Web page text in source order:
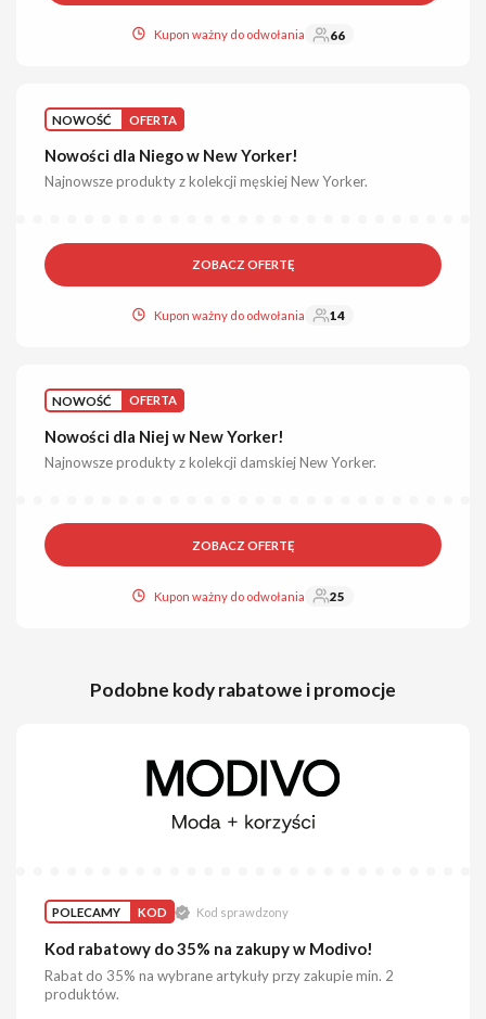
Kupon ważny do odwołania 66
NOWOŚĆ OFERTA
Nowości dla Niego w New Yorker!
Najnowsze produkty z kolekcji męskiej New Yorker.
ZOBACZ OFERTĘ
Kupon ważny do odwołania 14
NOWOŚĆ OFERTA
Nowości dla Niej w New Yorker!
Najnowsze produkty z kolekcji damskiej New Yorker.
ZOBACZ OFERTĘ
Kupon ważny do odwołania 25
Podobne kody rabatowe i promocje
POLECAMY KOD Kod sprawdzony
Kod rabatowy do 35% na zakupy w Modivo!
Rabat do 35% na wybrane artykuły przy zakupie min. 2
produktów.